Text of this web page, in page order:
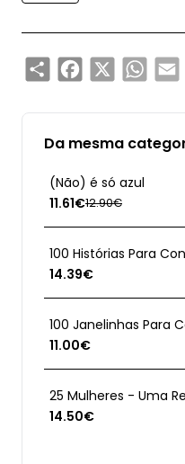
ShareFacebook
X
Da mesma
(Não) é só azul
11.61€12.90€
100 Histórias Para
14.39€
100 Janelinhas Para
11.00€
14.50€